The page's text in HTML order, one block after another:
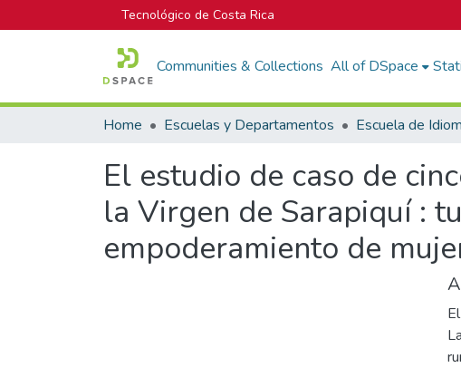
Tecnológico de Costa Rica
Communities & Collections All of DSpace
Home Escuelas y Departamentos
El estudio de caso de
la Virgen de Sarapiquí :
empoderamiento de